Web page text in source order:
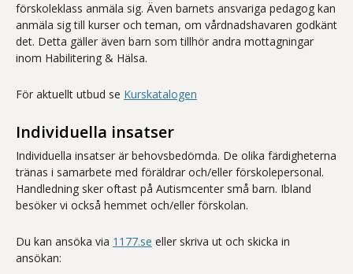
förskoleklass anmäla sig. Även barnets ansvariga pedagog kan
anmäla sig till kurser och teman, om vårdnadshavaren godkänt
det. Detta gäller även barn som tillhör andra mottagningar
inom Habilitering & Hälsa.
För aktuellt utbud se Kurskatalogen
Individuella insatser
Individuella insatser är behovsbedömda. De olika färdigheterna
tränas i samarbete med föräldrar och/eller förskolepersonal.
Handledning sker oftast på Autismcenter små barn. Ibland
besöker vi också hemmet och/eller förskolan.
Du kan ansöka via 1177.se eller skriva ut och skicka in
ansökan: